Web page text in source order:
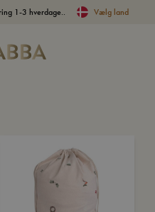
1-3 hverdage.. Vælg land